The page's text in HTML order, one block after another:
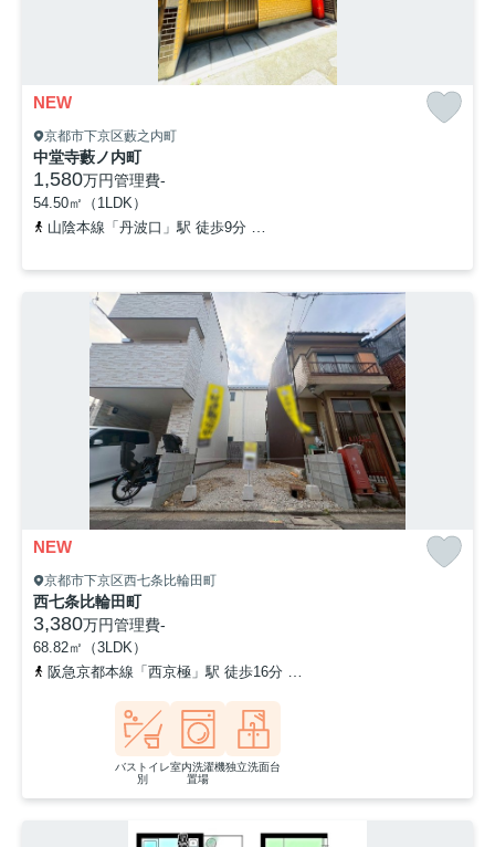
NEW
京都市下京区藪之内町
中堂寺藪ノ内町
1,580万円管理費-
54.50㎡（1LDK）
山陰本線「丹波口」駅 徒歩9分
NEW
京都市下京区西七条比輪田町
西七条比輪田町
3,380万円管理費-
68.82㎡（3LDK）
阪急京都本線「西京極」駅 徒歩16分
バストイレ
別
室内洗濯機
置場
独立洗面台